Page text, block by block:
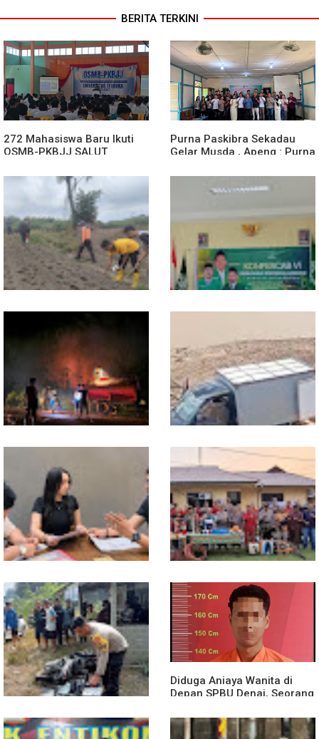
BERITA TERKINI
272 Mahasiswa Baru Ikuti
OSMB-PKBJJ SALUT
Purna Paskibra Sekadau
Gelar Musda , Apeng : Purna
Agen Terdepan Menjaga
Persatuan Dan Kesatuan
Dukung Swasembada
Pangan, Polsek Entikong
Tanam dan Rawat Jagung
Hibrida di Demplot Entikong
Tapang
Sekwil GP Ansor Kalbar
Hadiri Konfercab Sanggau:
Kader Harus Militan dan
Bermanfaat
13 Jam Berjuang, Polsek
Toba dan Warga Berhasil
Jinakkan Karhutla 7 Hektare
di Desa Bagan Asam
Mobil Box Terjun ke Jurang
Depan KC, Diduga Rem
Blong
Diduga Jadi Korban
Penyebaran Foto Pribadi
dan Dicemarkan di TikTok,
AF Lapor ke Polda Sumut
Polsek Entikong Gelar Apel
Siaga Karhutla 2026, Sinergi
Lintas Sektor Cegah
Kebakaran Hutan dan Lahan
Diduga Aniaya Wanita di
Depan SPBU Denai, Seorang
Medan Area